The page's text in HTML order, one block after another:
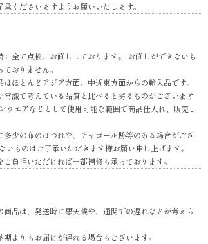
くださいますようお願いいたします。
全て点検、お直ししております。 お直しができないも
おりません。
ほとんどアジア方面、中近東方面からの輸入品です。
常識で考えている品質と比べると劣るものがございます
ウエアなどとして使用可能な範囲で商品仕入れ、販売し
多少の布のほつれや、チャコール跡等のある場合がござ
いものはご了承いただきます様お願い申し上げます。
負担いただければ一部補修も承っております。
商品は、発送時に悪天候や、通関での遅れなどが考えら
よりもお届けが遅れる場合もございます。